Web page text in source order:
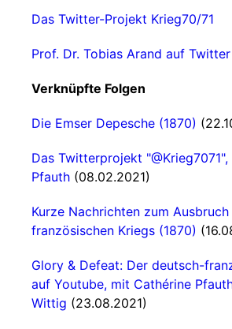
Das Twitter-Projekt Krieg70/71
Prof. Dr. Tobias Arand auf Twitter
Verknüpfte Folgen
Die Emser Depesche (1870)
Das Twitterprojekt
Pfauth (08.02.2021)
Kurze Nachrichten zum
französischen Kriegs (1870)
Glory & Defeat: Der deutsch-
auf Youtube, mit Cathérine
Wittig (23.08.2021)